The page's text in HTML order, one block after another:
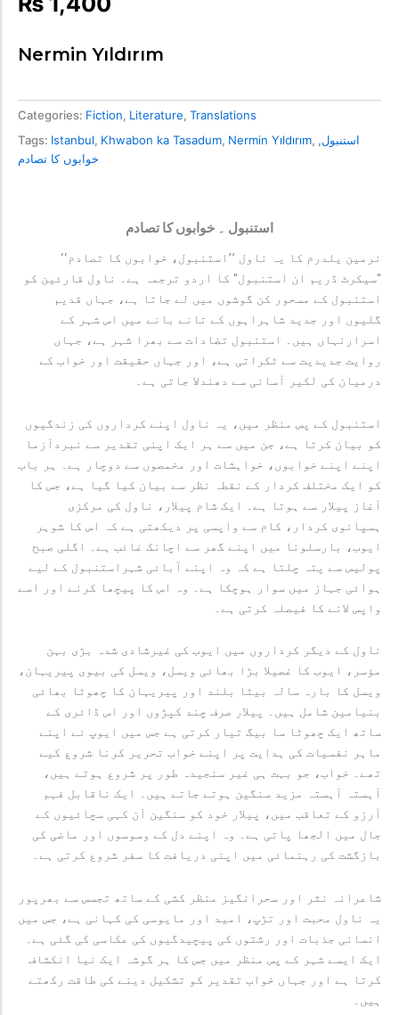
Nermin Yıldırım
Categories: Fiction, Literature, Translations
Tags: Istanbul, Khwabon ka Tasadum, Nermin Yıldırım, استنبول,
خوابوں کا تصادم
استنبول ۔ خوابوں کا تصادم
نرمین یلدرم کا یہ ناول ’’استنبول، خوابوں کا تصادم‘‘
"سیکرٹ ڈریم ان استنبول" کا اردو ترجمہ ہے۔ ناول قارئین کو
استنبول کے مسحور کن گوشوں میں لے جاتا ہے، جہاں قدیم
گلیوں اور جدید شاہراہوں کے تانے بانے میں اس شہر کے
اسرارنہاں ہیں۔ استنبول تضادات سے بھرا شہر ہے، جہاں
روایت جدیدیت سے ٹکراتی ہے، اور جہاں حقیقت اور خواب کے
درمیان کی لکیر آسانی سے دھندلا جاتی ہے۔
کو بیان کرتا ہے، جن میں سے ہر ایک اپنی تقدیر سے نبردآزما
اپنے اپنے خوابوں، خواہشات اور مخمصوں سے دوچار ہے۔ ہر باب
کو ایک مختلف کردار کے نقطہ نظر سے بیان کیا گیا ہے، جس کا
آغاز پیلار سے ہوتا ہے۔ ایک شام پیلار، ناول کی مرکزی
ہسپانوی کردار، کام سے واپسی پر دیکھتی ہے کہ اس کا شوہر
ایوب، بارسلونا میں اپنے گھر سے اچانک غائب ہے۔ اگلی صبح
پولیس سے پتہ چلتا ہے کہ وہ اپنے آبائی شہراستنبول کے لیے
ہوائی جہاز میں سوار ہوچکا ہے۔ وہ اس کا پیچھا کرنے اور اسے
واپس لانے کا فیصلہ کرتی ہے۔
ناول کے دیگر کرداروں میں ایوب کی غیرشادی شدہ بڑی بہن
مؤسر، ایوب کا غصیلا بڑا بھائی ویسل، ویسل کی بیوی پیریہان،
ویسل کا بارہ سالہ بیٹا بلند اور پیریہان کا چھوٹا بھائی
بنیامین شامل ہیں۔ پیلار صرف چند کپڑوں اور اس ڈائری کے
ساتھ ایک چھوٹا سا بیگ تیار کرتی ہے جس میں ایوپ نے اپنے
ماہر نفسیات کی ہدایت پر اپنے خواب تحریر کرنا شروع کیے
تھے۔ خواب، جو بہت ہی غیر سنجیدہ طور پر شروع ہوتے ہیں،
آہستہ آہستہ مزید سنگین ہوتے جاتے ہیں۔ ایک ناقابل فہم
آرزو کے تعاقب میں، پیلار خود کو سنگین اَن کہی سچائیوں کے
جال میں الجھا پاتی ہے۔ وہ اپنے دل کے وسوسوں اور ماضی کی
بازگشت کی رہنمائی میں اپنی دریافت کا سفر شروع کرتی ہے۔
شاعرانہ نثر اور سحرانگیز منظر کشی کے ساتھ تجسس سے بھرپور
یہ ناول محبت اور تڑپ، امید اور مایوسی کی کہانی ہے، جس میں
انسانی جذبات اور رشتوں کی پیچیدگیوں کی عکاسی کی گئی ہے۔
ایک ایسے شہر کے پس منظر میں جس کا ہر گوشہ ایک نیا انکشاف
کرتا ہے اور جہاں خواب تقدیر کو تشکیل دینے کی طاقت رکھتے
ہیں۔